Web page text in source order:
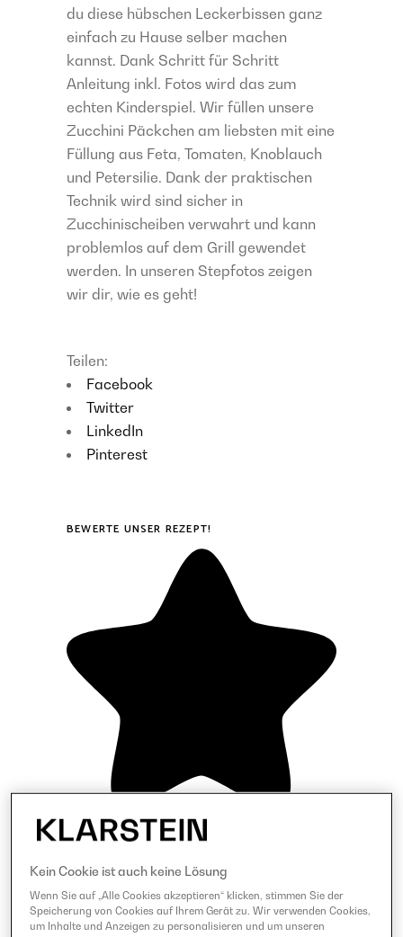
du diese hübschen Leckerbissen ganz
einfach zu Hause selber machen
kannst. Dank Schritt für Schritt
Anleitung inkl. Fotos wird das zum
echten Kinderspiel. Wir füllen unsere
Zucchini Päckchen am liebsten mit eine
Füllung aus Feta, Tomaten, Knoblauch
und Petersilie. Dank der praktischen
Technik wird sind sicher in
Zucchinischeiben verwahrt und kann
problemlos auf dem Grill gewendet
werden. In unseren Stepfotos zeigen
wir dir, wie es geht!
Teilen:
Facebook
Twitter
LinkedIn
Pinterest
BEWERTE UNSER REZEPT!
Kein Cookie ist auch keine Lösung
Wenn Sie auf „Alle Cookies akzeptieren“ klicken, stimmen Sie der
Speicherung von Cookies auf Ihrem Gerät zu. Wir verwenden Cookies,
um Inhalte und Anzeigen zu personalisieren und um unseren